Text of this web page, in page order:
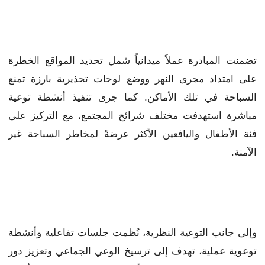
تضمنت المبادرة عملاً ميدانياً شمل تحديد المواقع الخطرة
على امتداد مجرى النهر ووضع لوحات تحذيرية بارزة تمنع
السباحة في تلك الأماكن. كما جرى تنفيذ أنشطة توعية
مباشرة استهدفت مختلف شرائح المجتمع، مع التركيز على
فئة الأطفال واليافعين الأكثر عرضةً لمخاطر السباحة غير
الآمنة.
وإلى جانب التوعية النظرية، نُظمت جلسات تفاعلية وأنشطة
توعوية عملية، تهدف إلى ترسيخ الوعي الجماعي وتعزيز دور